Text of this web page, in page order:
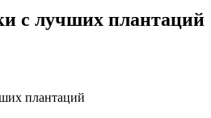
с лучших плантаций
плантаций